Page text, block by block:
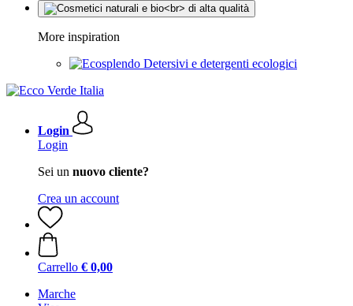
More inspiration
Detersivi e detergenti ecologici
Login
Login
Sei un nuovo cliente?
Crea un account
Carrello € 0,00
Marche